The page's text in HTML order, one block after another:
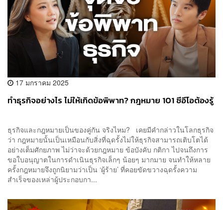
17 มกราคม 2025
ทำธุรกิจอย่างไร ไม่ให้เกิดข้อพิพาท? กฎหมาย 101 ซีอีโอต้องรู้
ธุรกิจและกฎหมายเป็นของคู่กัน จริงไหม? เคยมีคำกล่าวในโลกธุรกิจ
ว่า กฎหมายนั้นเป็นเหมือนกับสิ่งที่ฉุดรั้งไม่ให้ธุรกิจสามารถเติบโตได้
อย่างเต็มศักยภาพ ไม่ว่าจะด้วยกฎหมาย ข้อบังคับ กติกา ไปจนถึงการ
ขอใบอนุญาตในการดำเนินธุรกิจเล็กๆ น้อยๆ มากมาย จนทำให้หลาย
ครั้งกฎหมายจึงถูกนิยามว่าเป็น ‘ผู้ร้าย’ ที่คอยขัดขวางฉุดรั้งความ
สำเร็จของเหล่าผู้ประกอบกา...